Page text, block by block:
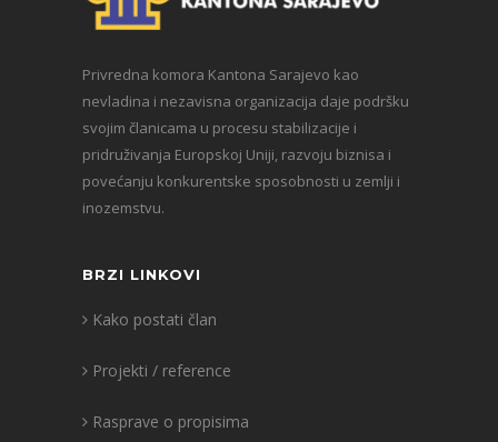
Privredna komora Kantona Sarajevo kao
nevladina i nezavisna organizacija daje podršku
svojim članicama u procesu stabilizacije i
pridruživanja Europskoj Uniji, razvoju biznisa i
povećanju konkurentske sposobnosti u zemlji i
inozemstvu.
BRZI LINKOVI
Kako postati član
Projekti / reference
Rasprave o propisima